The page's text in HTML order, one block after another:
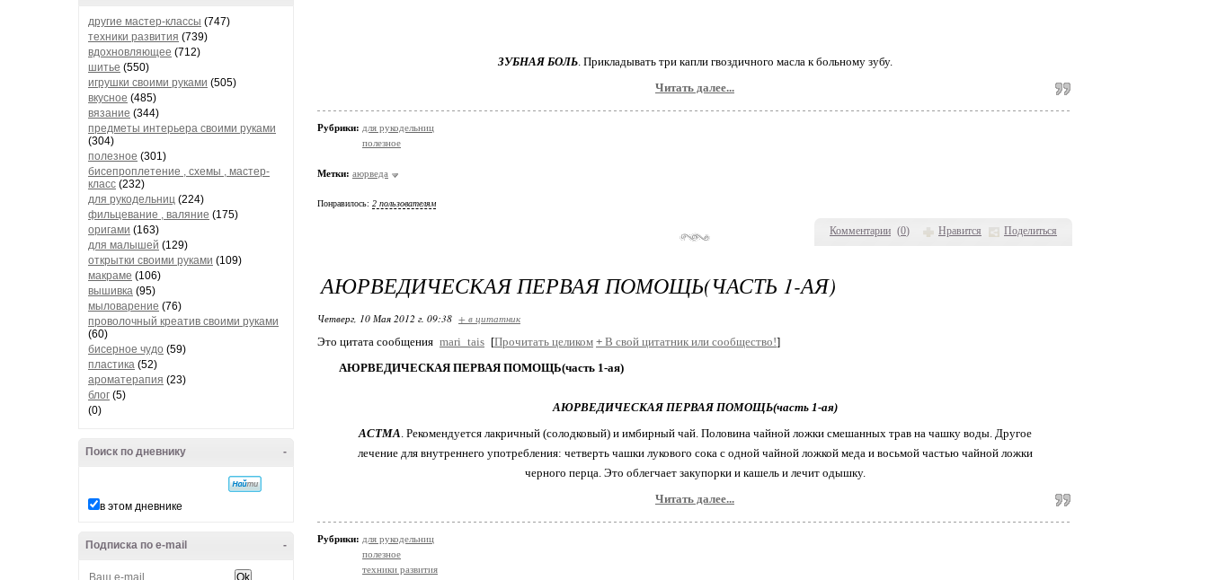
другие мастер-классы (747)
техники развития (739)
вдохновляющее (712)
шитье (550)
игрушки своими руками (505)
вкусное (485)
вязание (344)
предметы интерьера своими руками
(304)
полезное (301)
бисепроплетение , схемы , мастер-
класс (232)
для рукодельниц (224)
фильцевание , валяние (175)
оригами (163)
для малышей (129)
открытки своими руками (109)
макраме (106)
вышивка (95)
мыловарение (76)
проволочный креатив своими руками
(60)
бисерное чудо (59)
пластика (52)
ароматерапия (23)
блог (5)
(0)
-
Поиск по дневнику
в этом дневнике
-
Подписка по e-mail
Комментарии (0) Нравится Поделиться
ЗУБНАЯ БОЛЬ. Прикладывать три капли гвоздичного масла к больному зубу.
Читать далее...
Рубрики: для рукодельниц
полезное
Метки: аюрведа
Понравилось: 2 пользователям
АЮРВЕДИЧЕСКАЯ ПЕРВАЯ ПОМОЩЬ(ЧАСТЬ 1-АЯ)
Четверг, 10 Мая 2012 г. 09:38 + в цитатник
Это цитата сообщения mari_tais [Прочитать целиком + В свой цитатник или сообщество!]
АЮРВЕДИЧЕСКАЯ ПЕРВАЯ ПОМОЩЬ(часть 1-ая)
АЮРВЕДИЧЕСКАЯ ПЕРВАЯ ПОМОЩЬ(часть 1-ая)
АСТМА. Рекомендуется лакричный (солодковый) и имбирный чай. Половина чайной ложки смешанных трав на чашку воды. Другое
лечение для внутреннего употребления: четверть чашки лукового сока с одной чайной ложкой меда и восьмой частью чайной ложки
черного перца. Это облегчает закупорки и кашель и лечит одышку.
Читать далее...
Рубрики: для рукодельниц
полезное
техники развития